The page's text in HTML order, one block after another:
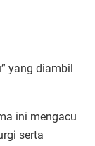
yang diambil
ini mengacu
serta